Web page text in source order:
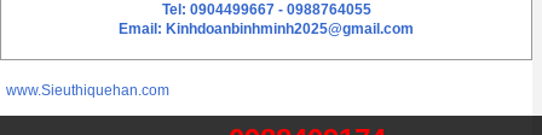
Tel: 0904499667 - 0988764055
Email: Kinhdoanbinhminh2025@gmail.com
www.Sieuthiquehan.com